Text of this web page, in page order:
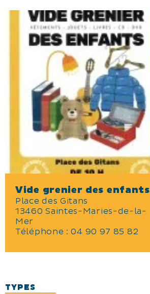
Vide grenier des enfants
Place des Gitans
13460 Saintes-Maries-de-la-
Mer
Téléphone :04 90 97 85 82
TYPES